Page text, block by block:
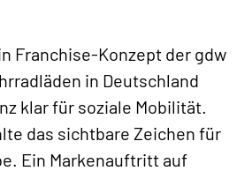
Franchise-Konzept der gdw
in Deutschland
klar für soziale Mobilität.
das sichtbare Zeichen für
Ein Markenauftritt auf